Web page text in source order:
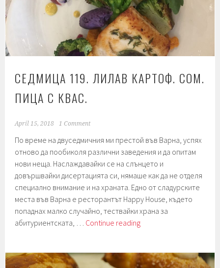
СЕДМИЦА 119. ЛИЛАВ КАРТОФ. СОМ.
ПИЦА С КВАС.
April 15, 2018 1 Comment
По време на двуседмичния ми престой във Варна, успях
отново да пообиколя различни заведения и да опитам
нови неща. Наслаждавайки се на слънцето и
довършвайки дисертацията си, нямаше как да не отделя
специално внимание и на храната. Едно от сладурските
места във Варна е ресторантът Happy House, където
попаднах малко случайно, тествайки храна за
абитуриентската, … Continue readingСедмица
картоф.